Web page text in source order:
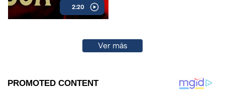
2:20
Ver más